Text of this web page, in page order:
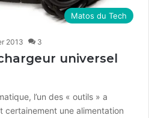
Matos du Tech
2013 3
universel
l’un des « outils » a
certainement une alimentation